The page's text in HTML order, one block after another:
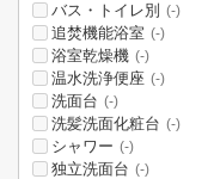
バス・トイレ別 (-)
追焚機能浴室 (-)
浴室乾燥機 (-)
温水洗浄便座 (-)
洗面台 (-)
洗髪洗面化粧台 (-)
シャワー (-)
独立洗面台 (-)